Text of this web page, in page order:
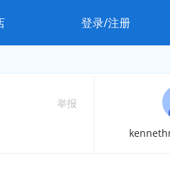
登录/注册
举报